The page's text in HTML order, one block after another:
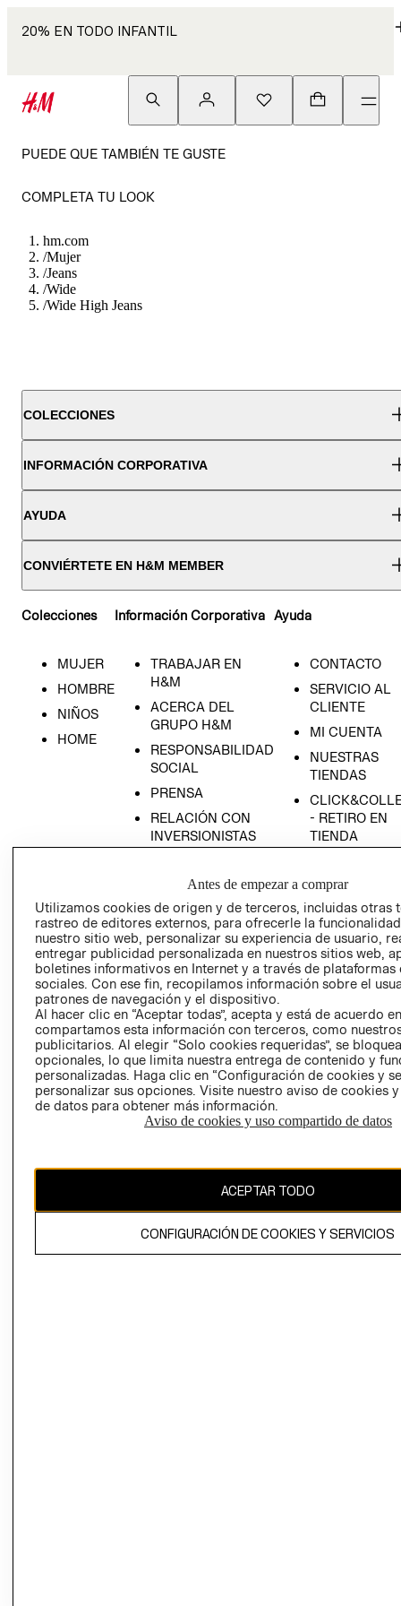
20% EN TODO INFANTIL
PUEDE QUE TAMBIÉN TE GUSTE
COMPLETA TU LOOK
hm.com
/Mujer
/Jeans
/Wide
/Wide High Jeans
COLECCIONES
INFORMACIÓN CORPORATIVA
AYUDA
CONVIÉRTETE EN H&M MEMBER
Colecciones
MUJER
HOMBRE
NIÑOS
HOME
Información Corporativa
TRABAJAR EN
H&M
ACERCA DEL
GRUPO H&M
RESPONSABILIDAD
SOCIAL
PRENSA
RELACIÓN CON
INVERSIONISTAS
EMPRESARIAL
Ayuda
CONTACTO
SERVICIO AL
CLIENTE
MI CUENTA
NUESTRAS
TIENDAS
- RETIRO EN
TIENDA
CONDICIONES
AVISO DE
PRIVACIDAD
GIFT CARD
AVISO DE
COOKIES
Chile ($)
El contenido de esta página web está protegido por copyright y es
propiedad de H&M Hennes & Mauritz AB.
Antes de empezar a comprar
Utilizamos cookies de origen y de terceros, incluidas otras
rastreo de editores externos, para ofrecerle la
nuestro sitio web, personalizar su experiencia de usuario,
entregar publicidad personalizada en nuestros sitios web,
boletines informativos en Internet y a través de plataformas
sociales. Con ese fin, recopilamos información sobre el
patrones de navegación y el dispositivo.
Al hacer clic en “Aceptar todas”, acepta y está de acuerdo
compartamos esta información con terceros, como
publicitarios. Al elegir “Solo cookies requeridas”, se
opcionales, lo que limita nuestra entrega de contenido y
personalizadas. Haga clic en “Configuración de cookies y
personalizar sus opciones. Visite nuestro aviso de cookies
de datos para obtener más información.
Aviso de cookies y uso compartido de datos
ACEPTAR TODO
CONFIGURACIÓN DE COOKIES Y SERVICIOS